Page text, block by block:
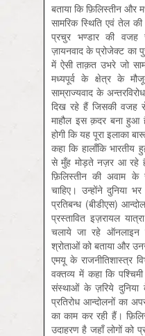
बताया कि फ़ि‍लिस्तीन और
सामरिक स्थिति एवं तेल
प्रचुर भण्डार की वजह से
ज़ायनवाद के प्रोजेक्ट का
में ऐसी ताक़त उभरे जो
मध्यपूर्व के क्षेत्र के
साम्राज्यवाद के
दिख रहे हैं जिसकी वजह
माहौल इस क़दर बना हुआ
होगी कि यह पूरा इलाका
कहा कि हालाँकि भारतीय
से मुँह मोड़ते नज़र आ रहे
फ़ि‍लिस्तीन की अवाम के
चाहिए। उन्होंने दुनिया
प्रतिबन्ध (बीडीएस)
प्रस्तावित इज़रायल
चलाये जा रहे ऑनलाइन
श्रोताओं को बताया और
एमयू के राजनीतिशास्त्र
वक्तव्य में कहा कि
संस्थाओं के ज़रिये
प्रतिरोध आन्दोलनों का
का काम कर रही हैं।
उदाहरण है जहाँ लोगों को